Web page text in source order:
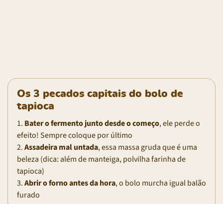
Os 3 pecados capitais do bolo de
tapioca
1. Bater o fermento junto desde o começo, ele perde o
efeito! Sempre coloque por último
2.Assadeira mal untada, essa massa gruda que é uma
beleza (dica: além de manteiga, polvilha farinha de
tapioca)
3.Abrir o forno antes da hora, o bolo murcha igual balão
furado